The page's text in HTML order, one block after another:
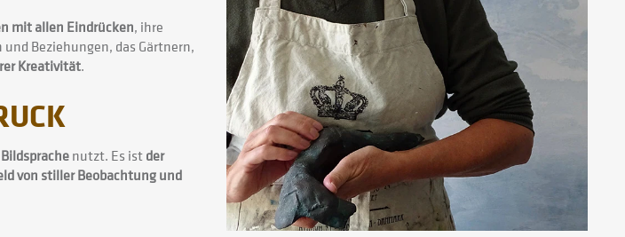
mit allen Eindrücken, ihre
Beziehungen, das Gärtnern,
Kreativität.
nutzt. Es istder
von stiller Beobachtung und